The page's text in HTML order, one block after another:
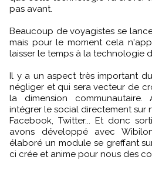
pas avant.
Beaucoup de voyagistes se
mais pour le moment cela
laisser le temps à la technologie
Il y a un aspect très important
négliger et qui sera vecteur de
la dimension
intégrer le social directement sur
Facebook, Twitter... Et donc
avons développé avec
élaboré un module se greffant
ci crée et anime pour nous des